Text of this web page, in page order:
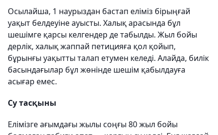
Осылайша, 1 наурыздан бастап еліміз бірыңғай
уақыт белдеуіне ауысты. Халық арасында бұл
шешімге қарсы келгендер де табылды. Жыл бойы
дерлік, халық жаппай петицияға қол қойып,
бұрынғы уақытты талап етумен келеді. Алайда, билік
басындағылар бұл жөнінде шешім қабылдауға
асығар емес.
Су тасқыны
Елімізге ағымдағы жылы соңғы 80 жыл бойы